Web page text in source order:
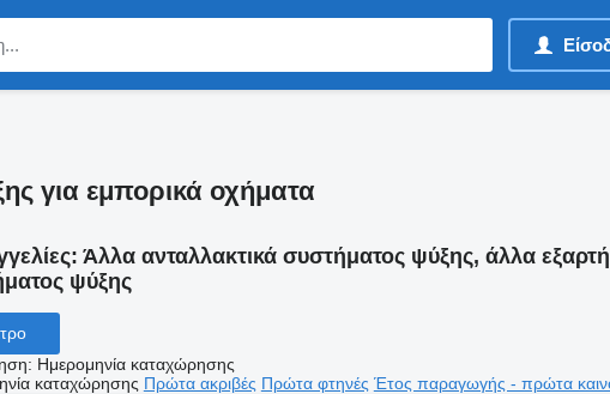
για εμπορικά οχήματα
Άλλα ανταλλακτικά συστήματος ψύξης, άλλα
ψύξης
: Ημερομηνία καταχώρησης
καταχώρησης Πρώτα ακριβές Πρώτα φτηνές Έτος παραγωγής - πρώτα